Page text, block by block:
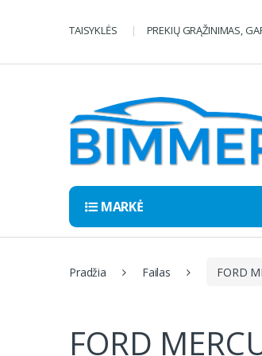
TAISYKLĖS PREKIŲ GRĄŽINIMAS,
MARKĖ
Pradžia Failas FORD
FORD